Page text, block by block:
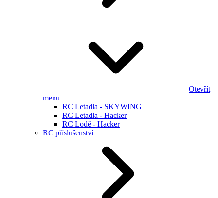
Otevřít
menu
RC Letadla - SKYWING
RC Letadla - Hacker
RC Lodě - Hacker
RC příslušenství